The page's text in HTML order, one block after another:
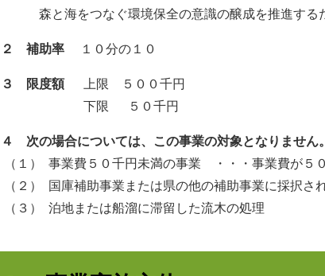
と海をつなぐ環境保全の意識の醸成を推進するた
２ 補助率 １０分の１０
３ 限度額
上限 ５００千円
限 ５０千円
４ 次の場合については、この事業の対象となりません。
（１） 事業費５０千円未満の事業 ・・・事業費が５
２） 国庫補助事業または県の他の補助事業に採択さ
３） 泊地または船溜に滞留した流木の処理